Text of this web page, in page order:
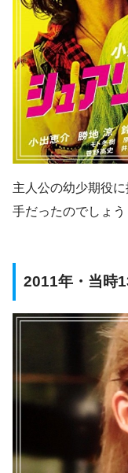
主人公の幼少期役
手だったのでしょう
2011年・当時